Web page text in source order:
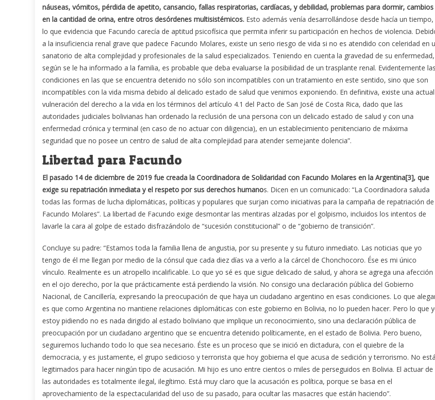
náuseas, vómitos, pérdida de apetito, cansancio, fallas respiratorias, cardíacas, y debilidad, problemas para dormir, cambios
en la cantidad de orina, entre otros desórdenes multisistémicos. Esto además venía desarrollándose desde hacía un tiempo,
lo que evidencia que Facundo carecía de aptitud psicofísica que permita inferir su participación en hechos de violencia.
a la insuficiencia renal grave que padece Facundo Molares, existe un serio riesgo de vida si no es atendido con celeridad en
sanatorio de alta complejidad y profesionales de la salud especializados. Teniendo en cuenta la gravedad de su enfermedad,
según se le ha informado a la familia, es probable que deba evaluarse la posibilidad de un trasplante renal. Evidentemente las
condiciones en las que se encuentra detenido no sólo son incompatibles con un tratamiento en este sentido, sino que son
incompatibles con la vida misma debido al delicado estado de salud que venimos exponiendo. En definitiva, existe una actual
vulneración del derecho a la vida en los términos del artículo 4.1 del Pacto de San José de Costa Rica, dado que las
autoridades judiciales bolivianas han ordenado la reclusión de una persona con un delicado estado de salud y con una
enfermedad crónica y terminal (en caso de no actuar con diligencia), en un establecimiento penitenciario de máxima
seguridad que no posee un centro de salud de alta complejidad para atender semejante dolencia”.
Libertad para Facundo
El pasado 14 de diciembre de 2019 fue creada la Coordinadora de Solidaridad con Facundo Molares en la Argentina[3], que
exige su repatriación inmediata y el respeto por sus derechos humanos. Dicen en un comunicado: “La Coordinadora saluda
todas las formas de lucha diplomáticas, políticas y populares que surjan como iniciativas para la campaña de repatriación de
Facundo Molares”. La libertad de Facundo exige desmontar las mentiras alzadas por el golpismo, incluidos los intentos de
lavarle la cara al golpe de estado disfrazándolo de “sucesión constitucional” o de “gobierno de transición”.
Concluye su padre: “Estamos toda la familia llena de angustia, por su presente y su futuro inmediato. Las noticias que yo
tengo de él me llegan por medio de la cónsul que cada diez días va a verlo a la cárcel de Chonchocoro. Ése es mi único
vínculo. Realmente es un atropello incalificable. Lo que yo sé es que sigue delicado de salud, y ahora se agrega una afección
en el ojo derecho, por la que prácticamente está perdiendo la visión. No consigo una declaración pública del Gobierno
Nacional, de Cancillería, expresando la preocupación de que haya un ciudadano argentino en esas condiciones. Lo que
es que como Argentina no mantiene relaciones diplomáticas con este gobierno en Bolivia, no lo pueden hacer. Pero lo que
estoy pidiendo no es nada dirigido al estado boliviano que implique un reconocimiento, sino una declaración pública de
preocupación por un ciudadano argentino que se encuentra detenido políticamente, en el estado de Bolivia. Pero bueno,
seguiremos luchando todo lo que sea necesario. Éste es un proceso que se inició en dictadura, con el quiebre de la
democracia, y es justamente, el grupo sedicioso y terrorista que hoy gobierna el que acusa de sedición y terrorismo. No
legitimados para hacer ningún tipo de acusación. Mi hijo es uno entre cientos o miles de perseguidos en Bolivia. El actuar de
las autoridades es totalmente ilegal, ilegítimo. Está muy claro que la acusación es política, porque se basa en el
aprovechamiento de la espectacularidad del uso de su pasado, para ocultar las masacres que están haciendo”.